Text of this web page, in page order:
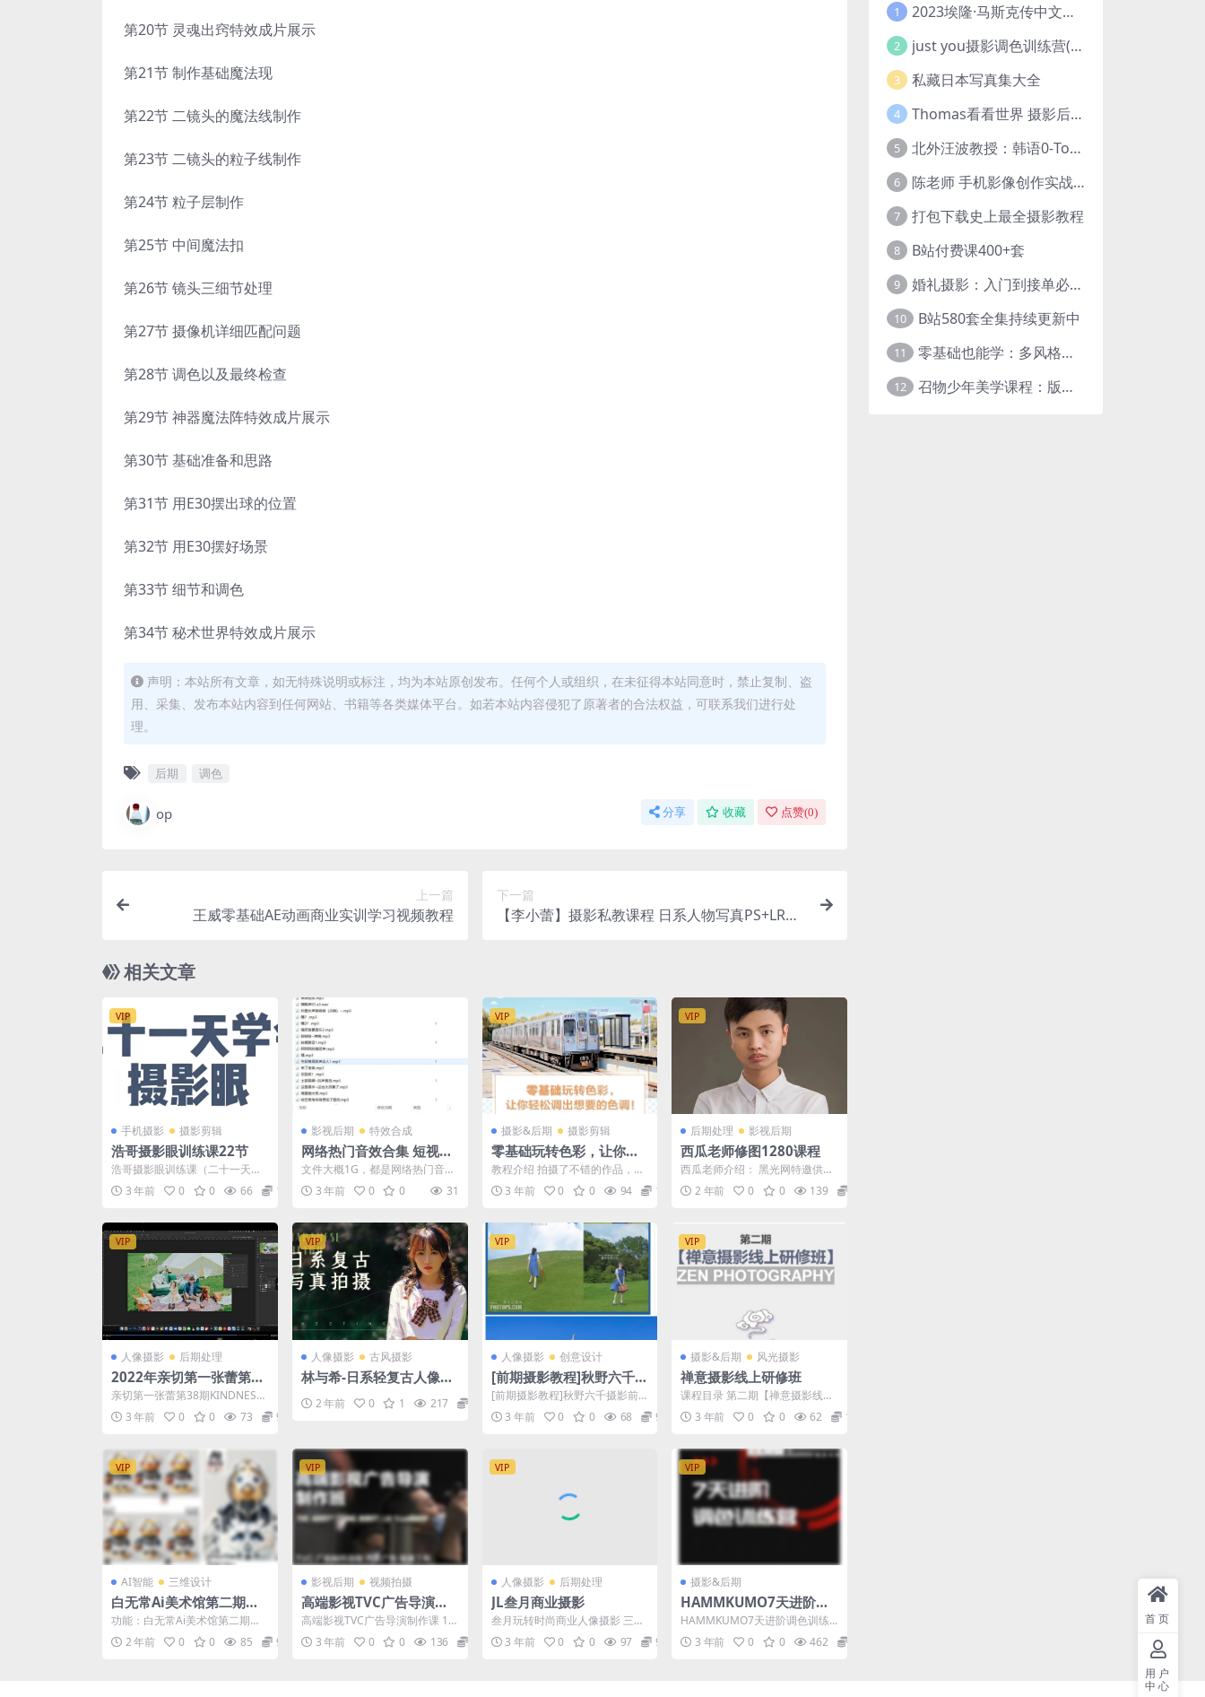
第20节 灵魂出窍特效成片展示
第21节 制作基础魔法现
第22节 二镜头的魔法线制作
第23节 二镜头的粒子线制作
第24节 粒子层制作
第25节 中间魔法扣
第26节 镜头三细节处理
第27节 摄像机详细匹配问题
第28节 调色以及最终检查
第29节 神器魔法阵特效成片展示
第30节 基础准备和思路
第31节 用E30摆出球的位置
第32节 用E30摆好场景
第33节 细节和调色
第34节 秘术世界特效成片展示
声明：本站所有文章，如无特殊说明或标注，均为本站原创发布。任何个人或组织，在未征得本站同意时，禁止复制、盗
用、采集、发布本站内容到任何网站、书籍等各类媒体平台。如若本站内容侵犯了原著者的合法权益，可联系我们进行处
理。
后期 调色
op 分享 收藏 点赞(0)
上一篇
王威零基础AE动画商业实训学习视频教程
下一篇
【李小蕾】摄影私教课程 日系人物写真PS+LR后
相关文章
VIP
手机摄影 摄影剪辑
浩哥摄影眼训练课22节
浩哥摄影眼训练课（二十一天构
图能力养成记） 浩哥摄影眼训练
课（二十一天构图能力养...
3 年前 0 0 66 12.9
影视后期 特效合成
网络热门音效合集 短视频
必备
文件大概1G，都是网络热门音
效，自己剪辑视频也是常用的，
质量很不错！自己常用的...
3 年前 0 0 31
VIP
摄影&后期 摄影剪辑
零基础玩转色彩，让你轻
松调出想要的色调！
教程介绍 拍摄了不错的作品，后
期处理时却无从下手？长期习惯
套用滤镜，不知如何模拟...
3 年前 0 0 94 12.9
VIP
后期处理 影视后期
西瓜老师修图1280课程
西瓜老师介绍： 黑光网特邀供稿
老师 儿童摄影杂志推荐优秀摄影
师 人像摄影杂志供稿...
2 年前 0 0 139
VIP
人像摄影 后期处理
2022年亲切第一张蕾第38
期人像后期PS
亲切第一张蕾第38期KINDNESS
人像后期PS教程2022年【画质高
清有大部分...
3 年前 0 0 73 9.9
VIP
人像摄影 古风摄影
林与希-日系轻复古人像摄
2 年前 0 1 217
VIP
人像摄影 创意设计
[前期摄影教程]秋野六千摄
影前期后期第五期
[前期摄影教程]秋野六千摄影前
期后期第五期
3 年前 0 0 68 9.9
VIP
摄影&后期 风光摄影
禅意摄影线上研修班
课程目录 第二期【禅意摄影线上
研修班】 【第10课】参赛投稿有
什么技巧？什么作品...
3 年前 0 0 62 12.9
VIP
AI智能 三维设计
白无常Ai美术馆第二期周
练2023【画质高清有素
材】
功能：白无常Ai美术馆第二期周
练2023具备智能识别和分类艺术
作品的功能。它可以...
2 年前 0 0 85 9.9
VIP
影视后期 视频拍摄
高端影视TVC广告导演制
作课
高端影视TVC广告导演制作课 19
99
3 年前 0 0 136 16.9
VIP
人像摄影 后期处理
JL叁月商业摄影
叁月玩转时尚商业人像摄影 三月
风格课 ├── 基础/ │ ├── 第二
节 LR使...
3 年前 0 0 97 9.9
VIP
摄影&后期
HAMMKUMO7天进阶调
色训练营
HAMMKUMO7天进阶调色训练
营
3 年前 0 0 462
1 2023埃隆·马斯克传中文版 电子书pdf
2 just you摄影调色训练营(已加密}
3 私藏日本写真集大全
4 Thomas看看世界 摄影后期调色：给摄影爱好者的色彩课 网盘下载
5 北外汪波教授：韩语0-Topik6全程班
6 陈老师 手机影像创作实战课程：从入门到精通【完结】
7 打包下载史上最全摄影教程
8 B站付费课400+套
9 婚礼摄影：入门到接单必修课
10 B站580套全集持续更新中
11 零基础也能学：多风格人像摄影系统课
12 召物少年美学课程：版式与视觉第五期
首页
用户
中心